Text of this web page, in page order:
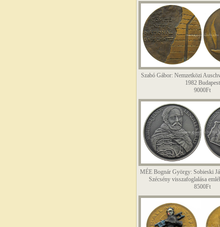
Szabó Gábor: Nemzetközi
1982 Budapest
9000Ft
MÉE Bognár György: Sobieski
Szécsény visszafoglalása
8500Ft